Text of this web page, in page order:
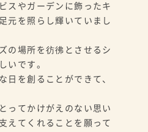
スやガーデンに飾ったキ
元を照らし輝いていまし
の場所を彷彿とさせるシ
いです。
日を創ることができて、
ってかけがえのない思い
えてくれることを願って